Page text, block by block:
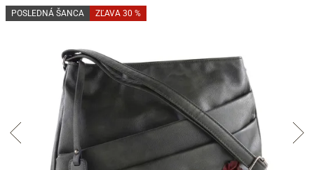
POSLEDNÁ ŠANCA ZĽAVA 30 %